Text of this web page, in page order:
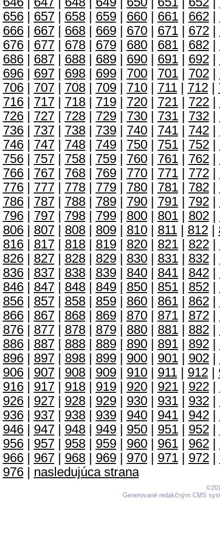
656| 657| 658| 659| 660| 661| 662|
666| 667| 668| 669| 670| 671| 672|
676| 677| 678| 679| 680| 681| 682|
686| 687| 688| 689| 690| 691| 692|
696| 697| 698| 699| 700| 701| 702|
706| 707| 708| 709| 710| 711| 712|
716| 717| 718| 719| 720| 721| 722|
726| 727| 728| 729| 730| 731| 732|
736| 737| 738| 739| 740| 741| 742|
746| 747| 748| 749| 750| 751| 752|
756| 757| 758| 759| 760| 761| 762|
766| 767| 768| 769| 770| 771| 772|
776| 777| 778| 779| 780| 781| 782|
786| 787| 788| 789| 790| 791| 792|
796| 797| 798| 799| 800| 801| 802|
806| 807| 808| 809| 810| 811| 812|
816| 817| 818| 819| 820| 821| 822|
826| 827| 828| 829| 830| 831| 832|
836| 837| 838| 839| 840| 841| 842|
846| 847| 848| 849| 850| 851| 852|
856| 857| 858| 859| 860| 861| 862|
866| 867| 868| 869| 870| 871| 872|
876| 877| 878| 879| 880| 881| 882|
886| 887| 888| 889| 890| 891| 892|
896| 897| 898| 899| 900| 901| 902|
906| 907| 908| 909| 910| 911| 912|
916| 917| 918| 919| 920| 921| 922|
926| 927| 928| 929| 930| 931| 932|
936| 937| 938| 939| 940| 941| 942|
946| 947| 948| 949| 950| 951| 952|
956| 957| 958| 959| 960| 961| 962|
966| 967| 968| 969| 970| 971| 972|
976| nasledujúca strana
Generované redakčným CMS